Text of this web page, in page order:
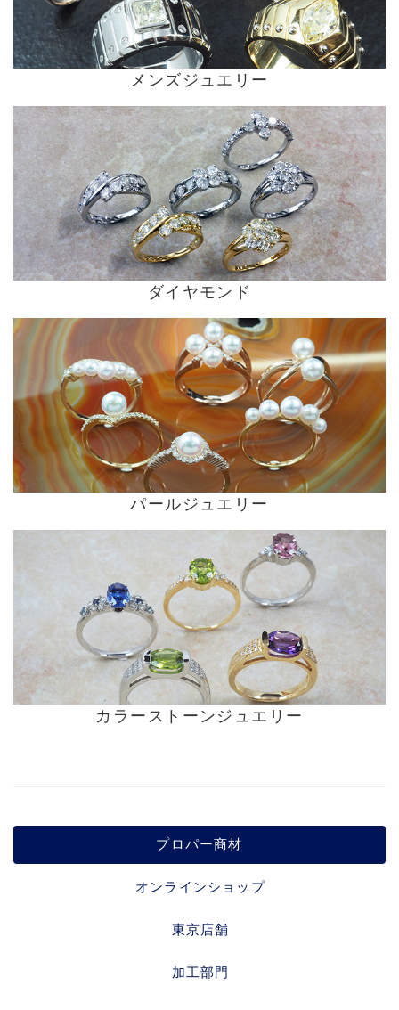
メンズジュエリー
ダイヤモンド
パールジュエリー
カラーストーンジュエリー
プロパー商材
オンラインショップ
東京店舗
加工部門